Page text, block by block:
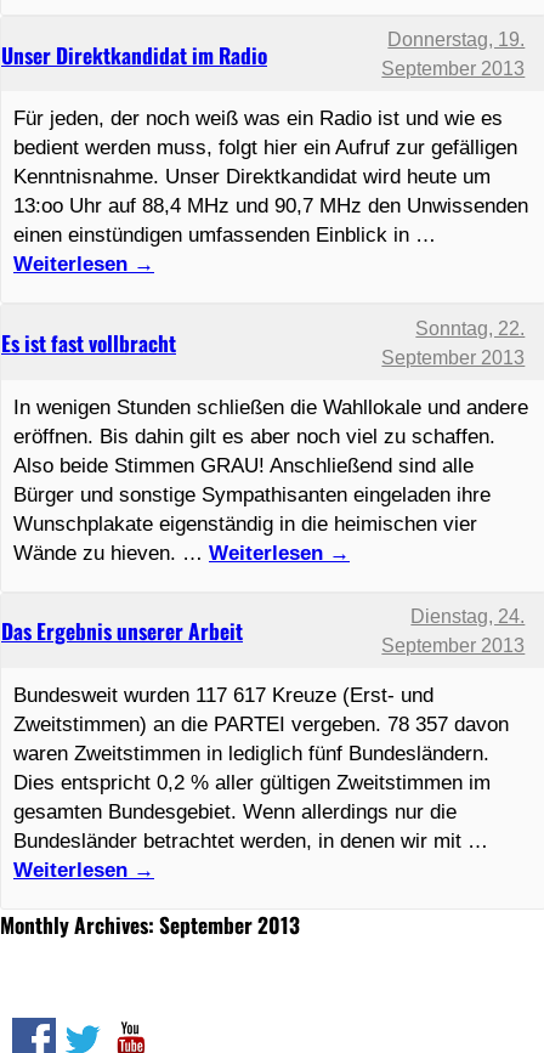
Monthly Archives: September 2013
Das Ergebnis unserer Arbeit
Dienstag, 24.
September 2013
Bundesweit wurden 117 617 Kreuze (Erst- und
Zweitstimmen) an die PARTEI vergeben. 78 357 davon
waren Zweitstimmen in lediglich fünf Bundesländern.
Dies entspricht 0,2 % aller gültigen Zweitstimmen im
gesamten Bundesgebiet. Wenn allerdings nur die
Bundesländer betrachtet werden, in denen wir mit …
Weiterlesen →
Es ist fast vollbracht
Sonntag, 22.
September 2013
In wenigen Stunden schließen die Wahllokale und andere
eröffnen. Bis dahin gilt es aber noch viel zu schaffen.
Also beide Stimmen GRAU! Anschließend sind alle
Bürger und sonstige Sympathisanten eingeladen ihre
Wunschplakate eigenständig in die heimischen vier
Wände zu hieven. … Weiterlesen →
Unser Direktkandidat im Radio
Donnerstag, 19.
September 2013
Für jeden, der noch weiß was ein Radio ist und wie es
bedient werden muss, folgt hier ein Aufruf zur gefälligen
Kenntnisnahme. Unser Direktkandidat wird heute um
13:oo Uhr auf 88,4 MHz und 90,7 MHz den Unwissenden
einen einstündigen umfassenden Einblick in …
Weiterlesen →